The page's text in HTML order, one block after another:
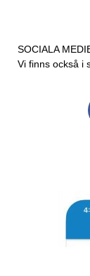
SOCIALA
Vi finns också i